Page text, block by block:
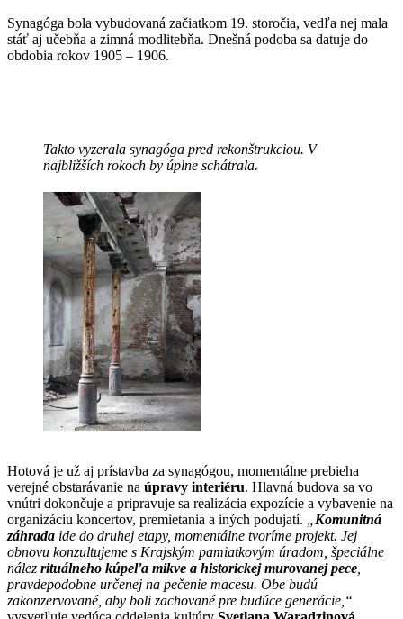
Synagóga bola vybudovaná začiatkom 19. storočia, vedľa nej mala
stáť aj učebňa a zimná modlitebňa. Dnešná podoba sa datuje do
obdobia rokov 1905 – 1906.
Takto vyzerala synagóga pred rekonštrukciou. V
najbližších rokoch by úplne schátrala.
Hotová je už aj prístavba za synagógou, momentálne prebieha
verejné obstarávanie na úpravy interiéru. Hlavná budova sa vo
vnútri dokončuje a pripravuje sa realizácia expozície a vybavenie na
organizáciu koncertov, premietania a iných podujatí.
Komunitná
záhrada ide do druhej etapy, momentálne tvoríme projekt. Jej
obnovu konzultujeme s Krajským pamiatkovým úradom, špeciálne
nález rituálneho kúpeľa mikve a historickej murovanej pece
pravdepodobne určenej na pečenie macesu. Obe budú
zakonzervované, aby boli zachované pre budúce generácie,“